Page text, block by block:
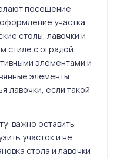
посещение
участка.
столы, лавочки и
стиле с оградой:
элементами и
элементы
лавочки, если такой
важно оставить
участок и не
стола и лавочки